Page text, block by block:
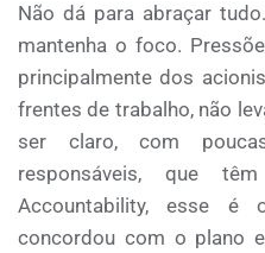
Não dá para abraçar
mantenha o foco.
principalmente dos
frentes de trabalho, não
ser claro, com
responsáveis, que
Accountability, esse
concordou com o plano